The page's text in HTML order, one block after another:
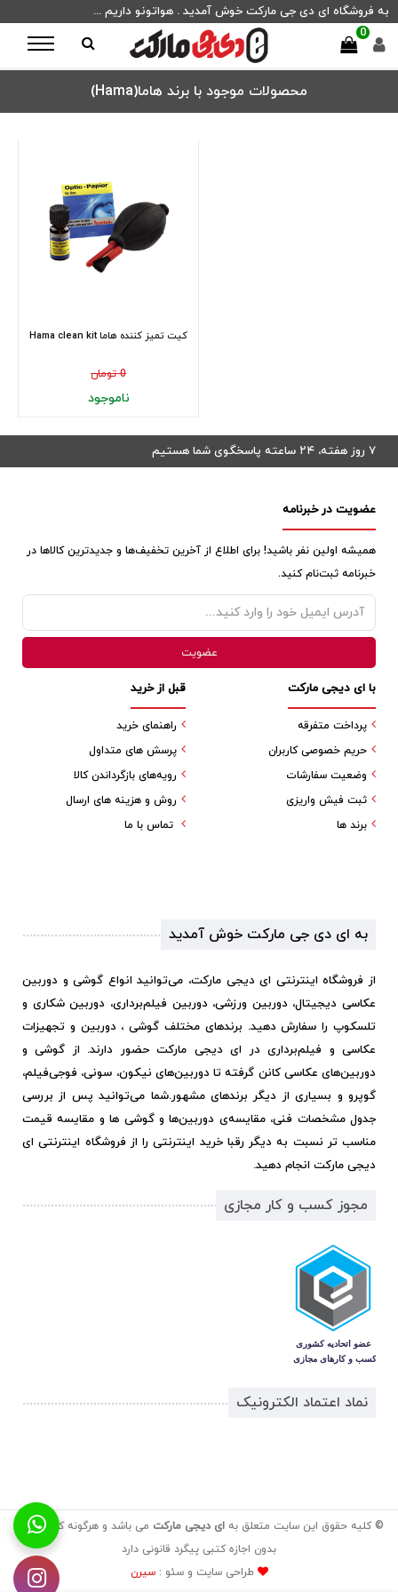
به فروشگاه ای دی جی مارکت خوش آمدید . هواتونو داریم ...
0
محصولات موجود با برند هاما(Hama)
کیت تمیز کننده هاما Hama clean kit
0 تومان
ناموجود
۷ روز هفته، ۲۴ ساعته پاسخگوی شما هستیم
عضویت در خبرنامه
همیشه اولین نفر باشید! برای اطلاع از آخرین تخفیف‌ها و جدیدترین کالاها در
خبرنامه ثبت‌نام کنید.
قبل از خرید
راهنمای خرید
پرسش های متداول
رویه‌های بازگرداندن کالا
روش و هزینه های ارسال
تماس با ما
با ای دیجی مارکت
پرداخت متفرقه
حریم خصوصی کاربران
وضعیت سفارشات
ثبت فیش واریزی
برند ها
به ای دی جی مارکت خوش آمدید
از فروشگاه اینترنتی ای دیجی مارکت، می‌توانید انواع گوشی و دوربین
عکاسی دیجیتال، دوربین ورزشی، دوربین فیلم‌برداری، دوربین شکاری و
تلسکوپ را سفارش دهید. برندهای مختلف گوشی ، دوربین و تجهیزات
عکاسی و فیلم‌برداری در ای دیجی مارکت حضور دارند. از گوشی و
دوربین‌های عکاسی کانن گرفته تا دوربین‌های نیکون، سونی، فوجی‌فیلم،
گوپرو و بسیاری از دیگر برندهای مشهور.شما می‌توانید پس از بررسی
جدول مشخصات فنی، مقایسه‌ی دوربین‌ها و گوشی ها و مقایسه قیمت
مناسب تر نسبت به دیگر رقبا خرید اینترنتی را از فروشگاه اینترنتی ای
دیجی مارکت انجام دهید.
مجوز کسب و کار مجازی
نماد اعتماد الکترونیک
© کلیه حقوق این سایت متعلق به ای دیجی مارکت می باشد و هرگونه کپی برداری
بدون اجازه کتبی پیگرد قانونی دارد
طراحی سایت و سئو :سیرن